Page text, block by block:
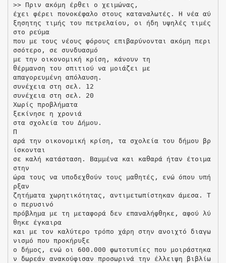
>> Πριν ακόμη έρθει ο χειμώνας,
έχει φέρει πονοκέφαλο στους καταναλωτές. Η νέα αύ
ξησητης τιμής του πετρελαίου, οι ήδη υψηλές τιμές
στο ρεύμα
που με τους νέους φόρους επιβαρύνονται ακόμη περι
σσότερο, σε συνδυασμό
με την οικονομική κρίση, κάνουν τη
θέρμανση του σπιτιού να μοιάζει με
απαγορευμένη απόλαυση.
συνέχεια στη σελ. 12
συνέχεια στη σελ. 20
Χωρίς προβλήματα
ξεκίνησε η χρονιά
στα σχολεία του Δήμου.
Π
αρά την οικονομική κρίση, τα σχολεία του δήμου βρ
ίσκονται
σε καλή κατάσταση. Βαμμένα και καθαρά ήταν έτοιμα
στην
ώρα τους να υποδεχθούν τους μαθητές, ενώ όπου υπή
ρξαν
ζητήματα χωρητικότητας, αντιμετωπίστηκαν άμεσα. Τ
ο περυσινό
πρόβλημα με τη μεταφορά δεν επαναλήφθηκε, αφού λύ
θηκε έγκαιρα
και με τον καλύτερο τρόπο χάρη στην ανοιχτό διαγω
νισμό που προκήρυξε
ο δήμος, ενώ οι 600.000 φωτοτυπίες που μοιράστηκα
ν δωρεάν ανακούφισαν προσωρινά την έλλειψη βιβλίω